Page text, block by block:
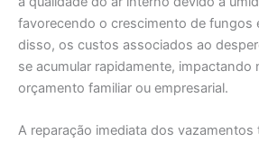
favorecendo o crescimento de fungos
disso, os custos associados ao
se acumular rapidamente, impactando
orçamento familiar ou empresarial.
A reparação imediata dos